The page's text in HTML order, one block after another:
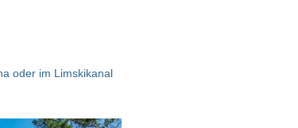
oder im Limskikanal